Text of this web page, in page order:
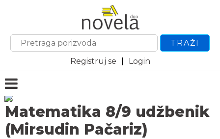
TRAŽI
Registruj se
Login
Matematika 8/9 udžbenik
(Mirsudin Pačariz)